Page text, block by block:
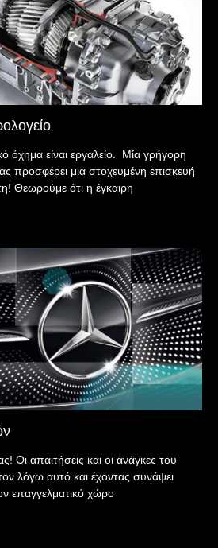
όχημα είναι εργαλείο. Μία γρήγορη
προσφέρει μια στοχευμένη επισκευή
Θεωρούμε ότι η έγκαιρη
Οι απαιτήσεις και οι ανάγκες του
λόγω αυτό και έχοντας συνάψει
επαγγελματικό χώρο